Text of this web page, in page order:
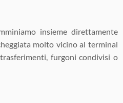
insieme direttamente
molto vicino al terminal
furgoni condivisi o